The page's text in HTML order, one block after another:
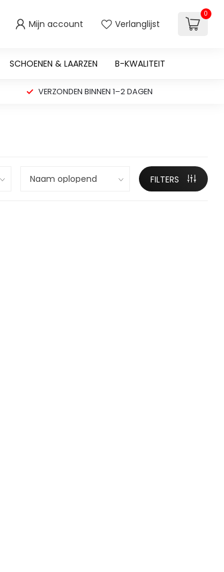
Mijn account Verlanglijst
0
SCHOENEN & LAARZEN B-KWALITEIT
VERZONDEN BINNEN 1–2 DAGEN
FILTERS